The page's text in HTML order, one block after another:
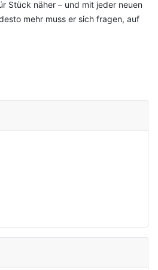
Stück näher – und mit jeder neuen
mehr muss er sich fragen, auf